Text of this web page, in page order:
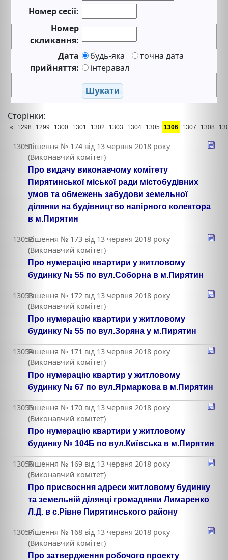
Номер сесії:
Номер
скликання:
Дата
прийняття:
будь-яка
точна дата
інтеравал
Шукати
Сторінки:
« 1298 1299 1300 1301 1302 1303 1304 1305 1306 1307 1308
13051Рішення № 174 від 13 червня 2018 року
(Виконавчий комітет)
Про видачу виконавчому комітету
Пирятинської міської ради містобудівних
умов та обмежень забудови земельної
ділянки на будівництво напірного колектора
в м.Пирятин
13052Рішення № 173 від 13 червня 2018 року
(Виконавчий комітет)
Про нумерацію квартири у житловому
будинку № 55 по вул.Соборна в м.Пирятин
13053Рішення № 172 від 13 червня 2018 року
(Виконавчий комітет)
Про нумерацію квартири у житловому
будинку № 55 по вул.Зоряна у м.Пирятин
13054Рішення № 171 від 13 червня 2018 року
(Виконавчий комітет)
Про нумерацію квартир у житловому
будинку № 67 по вул.Ярмаркова в м.Пирятин
13055Рішення № 170 від 13 червня 2018 року
(Виконавчий комітет)
Про нумерацію квартири у житловому
будинку № 104Б по вул.Київська в м.Пирятин
13056Рішення № 169 від 13 червня 2018 року
(Виконавчий комітет)
Про присвоєння адреси житловому будинку
та земельній ділянці громадянки Лимаренко
Л.Д. в с.Рівне Пирятинського району
13057Рішення № 168 від 13 червня 2018 року
(Виконавчий комітет)
Про затвердження робочого проекту